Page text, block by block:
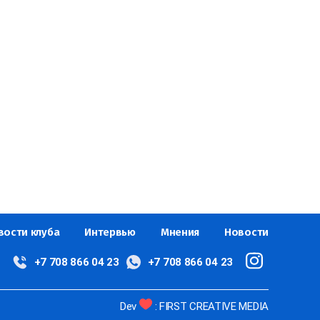
клуба Интервью Мнения Новости
+7 708 866 04 23 +7 708 866 04 23
Dev : FIRST CREATIVE MEDIA